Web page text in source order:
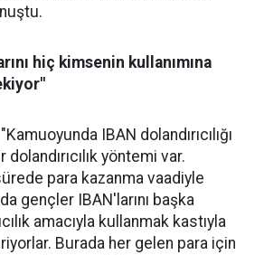
hiç kimsenin kullanımına
IBAN dolandırıcılığı
yöntemi var.
para kazanma vaadiyle
gençler IBAN'larını başka
amacıyla kullanmak kastıyla
Burada her gelen para için